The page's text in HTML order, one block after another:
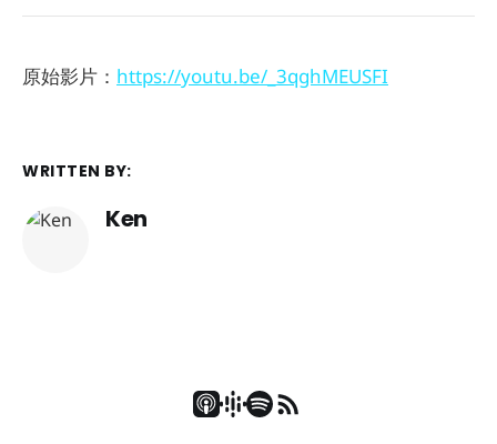
原始影片： https://youtu.be/_3qghMEUSFI
WRITTEN BY:
Ken